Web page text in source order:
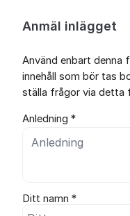
Anmäl inlägget
Använd enbart
innehåll som bör tas
ställa frågor via detta
Anledning *
Ditt namn *